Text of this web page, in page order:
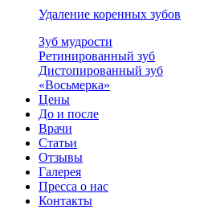
Удаление коренных зубов
Зуб мудрости
Ретинированный зуб
Дистопированный зуб
«Восьмерка»
Цены
До и после
Врачи
Статьи
Отзывы
Галерея
Пресса о нас
Контакты